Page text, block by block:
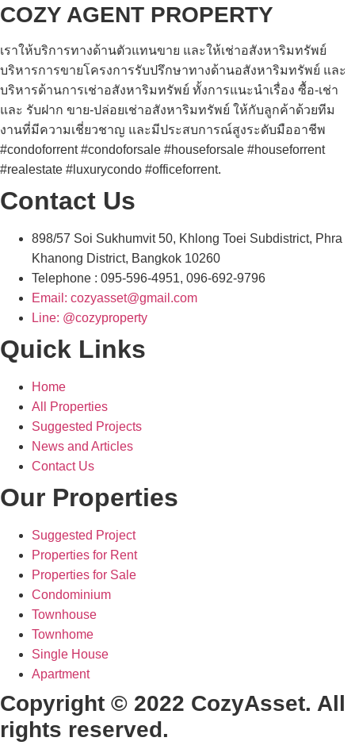
COZY AGENT PROPERTY
เราให้บริการทางด้านตัวแทนขาย และให้เช่าอสังหาริมทรัพย์
บริหารการขายโครงการรับปรึกษาทางด้านอสังหาริมทรัพย์ และ
บริหารด้านการเช่าอสังหาริมทรัพย์ ทั้งการแนะนำเรื่อง ซื้อ-เช่า
และ รับฝาก ขาย-ปล่อยเช่าอสังหาริมทรัพย์ ให้กับลูกค้าด้วยทีม
งานที่มีความเชี่ยวชาญ และมีประสบการณ์สูงระดับมืออาชีพ
#condoforrent #condoforsale #houseforsale #houseforrent
#realestate #luxurycondo #officeforrent.
Contact Us
898/57 Soi Sukhumvit 50, Khlong Toei Subdistrict, Phra
Khanong District, Bangkok 10260
Telephone : 095-596-4951, 096-692-9796
Email: cozyasset@gmail.com
Line: @cozyproperty
Quick Links
Home
All Properties
Suggested Projects
News and Articles
Contact Us
Our Properties
Suggested Project
Properties for Rent
Properties for Sale
Condominium
Townhouse
Townhome
Single House
Apartment
Copyright © 2022 CozyAsset. All
rights reserved.